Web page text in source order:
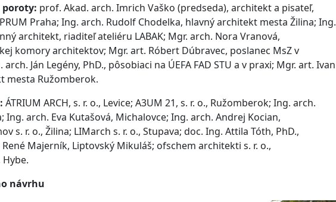
poroty: prof. Akad. arch. Imrich Vaško (predseda), architekt a pisateľ,
Praha; Ing. arch. Rudolf Chodelka, hlavný architekt mesta Žilina; Ing.
architekt, riaditeľ ateliéru LABAK; Mgr. arch. Nora Vranová,
komory architektov; Mgr. art. Róbert Dúbravec, poslanec MsZ v
Ján Legény, PhD., pôsobiaci na ÚEFA FAD STU a v praxi; Mgr. art. Ivan
mesta Ružomberok.
ÁTRIUM ARCH, s. r. o., Levice; A3UM 21, s. r. o., Ružomberok; Ing. arch.
Ing. arch. Eva Kutašová, Michalovce; Ing. arch. Andrej Kocian,
s. r. o., Žilina; LIMarch s. r. o., Stupava; doc. Ing. Attila Tóth, PhD.,
Majerník, Liptovský Mikuláš; ofschem architekti s. r. o.,
Hybe.
návrhu